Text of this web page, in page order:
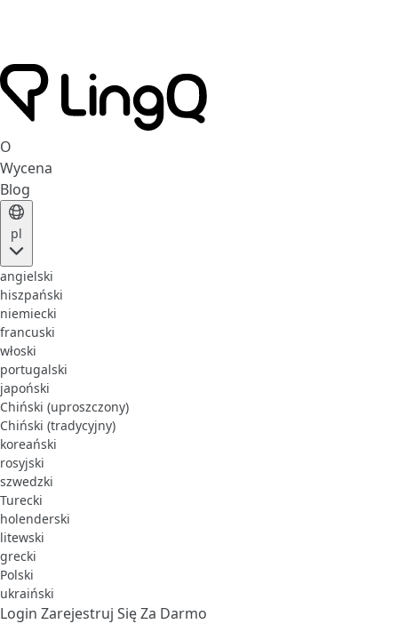
O
Wycena
Blog
pl
angielski
hiszpański
niemiecki
francuski
włoski
portugalski
japoński
Chiński (uproszczony)
Chiński (tradycyjny)
koreański
rosyjski
szwedzki
Turecki
holenderski
litewski
grecki
Polski
ukraiński
Login Zarejestruj Się Za Darmo